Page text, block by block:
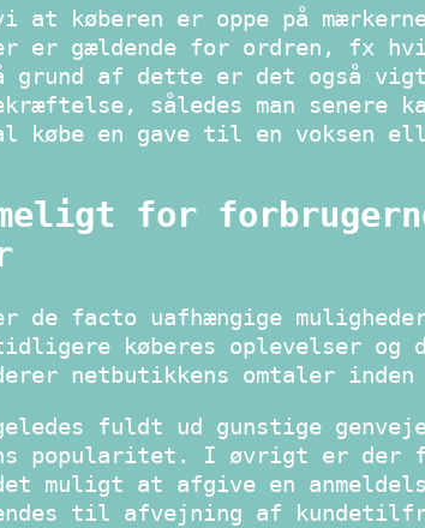
køberen er oppe på mærkerne
er gældende for ordren, fx
grund af dette er det også
således man senere
købe en gave til en voksen
for
de facto uafhængige
køberes oplevelser og
netbutikkens omtaler
fuldt ud gunstige
popularitet. I øvrigt er der
muligt at afgive en
til afvejning af